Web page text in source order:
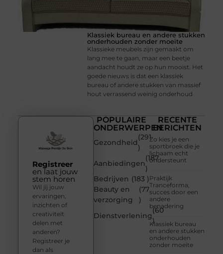
Klassiek bureau en andere stukken
onderhouden zonder moeite
Klassieke meubels zijn gemaakt om
lang mee te gaan, maar een beetje
aandacht houdt ze op hun mooist. Het
goede nieuws is dat een klassiek
bureau of andere stukken van massief
hout verrassend weinig onderhoud
POPULAIRE
ONDERWERPEN
Gezondheid
(291
)
Aanbiedingen
(187
)
Bedrijven (183 )
Beauty en
verzorging
(77
)
Dienstverlening
(60
)
RECENTE
BERICHTEN
Zo kies je een
sportbroek die je
lichaam echt
ondersteunt
Praktijk
Tranceforma,
succes door een
andere
benadering
Klassiek bureau
en andere stukken
onderhouden
zonder moeite
Registreer
en laat jouw
stem horen
Wil jij jouw
ervaringen,
inzichten of
creativiteit
delen met
anderen?
Registreer je
dan als